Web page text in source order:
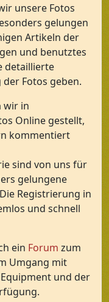
unsere Fotos
gelungen
Artikeln der
und benutztes
detaillierte
Fotos geben.
wir in
Online gestellt,
kommentiert
sind von uns für
gelungene
Registrierung in
und schnell
ein Forum zum
Umgang mit
und der